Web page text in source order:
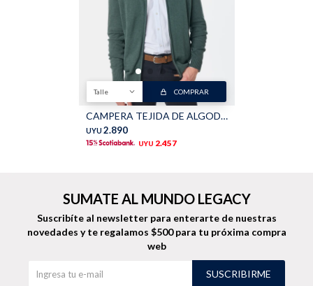
Talle COMPRAR
CAMPERA TEJIDA DE ALGODON - Verde
UYU 2.890
UYU 2.457
SUMATE AL MUNDO LEGACY
Suscribíte al newsletter para enterarte de nuestras
novedades y te regalamos $500 para tu próxima compra
web
SUSCRIBIRME
Trajes
Calzado